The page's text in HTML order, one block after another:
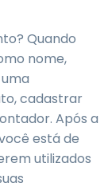
Quando
nome,
cadastrar
Após a
está de
utilizados